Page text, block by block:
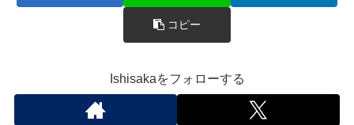
コピー
Ishisakaをフォローする